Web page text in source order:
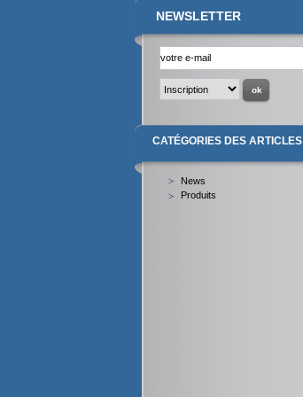
NEWSLETTER
CATÉGORIES DES ARTICLES
News
Produits